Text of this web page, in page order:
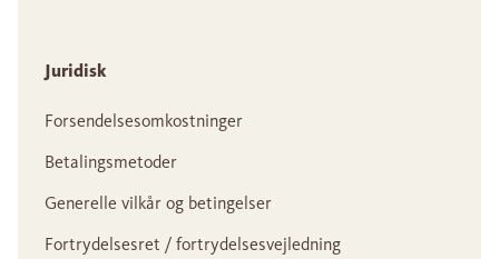
Juridisk
Forsendelsesomkostninger
Betalingsmetoder
Generelle vilkår og betingelser
Fortrydelsesret / fortrydelsesvejledning